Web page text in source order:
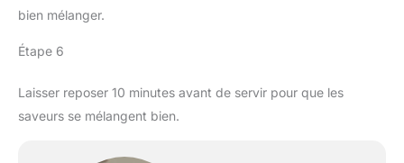
bien mélanger.
Étape 6
Laisser reposer 10 minutes avant de servir pour que les
saveurs se mélangent bien.